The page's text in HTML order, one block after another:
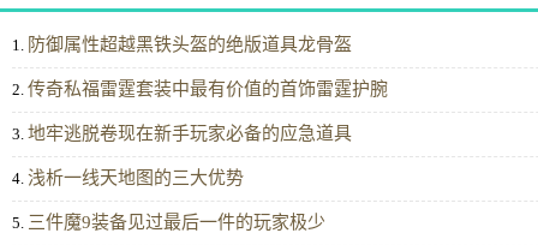
1. 防御属性超越黑铁头盔的绝版道具龙骨盔
2. 传奇私福雷霆套装中最有价值的首饰雷霆护腕
3. 地牢逃脱卷现在新手玩家必备的应急道具
4. 浅析一线天地图的三大优势
5. 三件魔9装备见过最后一件的玩家极少